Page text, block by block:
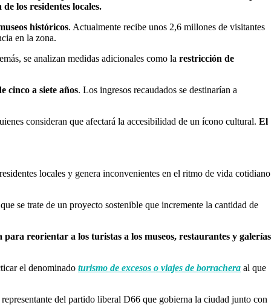
los residentes locales.
históricos. Actualmente recibe unos 2,6 millones de visitantes
en la zona.
se analizan medidas adicionales como la restricción de
cinco a siete años. Los ingresos recaudados se destinarían a
consideran que afectará la accesibilidad de un ícono cultural. El
locales y genera inconvenientes en el ritmo de vida cotidiano
se trate de un proyecto sostenible que incremente la cantidad de
reorientar a los turistas a los museos, restaurantes y galerías
el denominado turismo de excesos o viajes de borrachera al que
del partido liberal D66 que gobierna la ciudad junto con